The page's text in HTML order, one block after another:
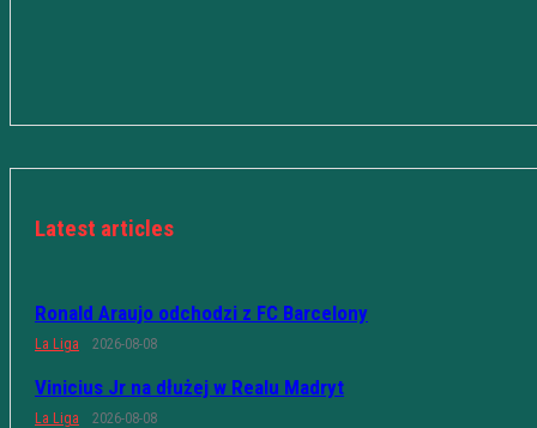
Latest articles
Ronald Araujo odchodzi z FC Barcelony
La Liga 2026-08-08
Vinicius Jr na dłużej w Realu Madryt
La Liga 2026-08-08